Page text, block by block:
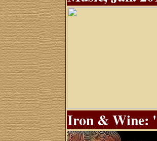
Iron & Wine: